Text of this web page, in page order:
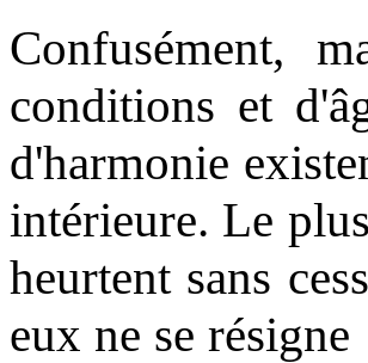
Confusément,
conditions et
d'harmonie
intérieure. Le
heurtent sans
eux ne se